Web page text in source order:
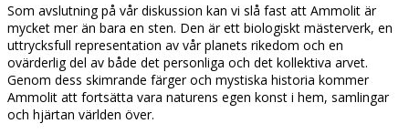
Som avslutning på vår diskussion kan vi slå fast att Ammolit är
mycket mer än bara en sten. Den är ett biologiskt mästerverk, en
uttrycksfull representation av vår planets rikedom och en
ovärderlig del av både det personliga och det kollektiva arvet.
Genom dess skimrande färger och mystiska historia kommer
Ammolit att fortsätta vara naturens egen konst i hem, samlingar
och hjärtan världen över.